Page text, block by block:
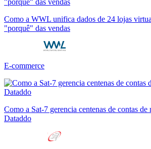
Como a WWL unifica dados de 24 lojas
"porquê" das vendas
E-commerce
Como a Sat-7 gerencia centenas de contas
Dataddo